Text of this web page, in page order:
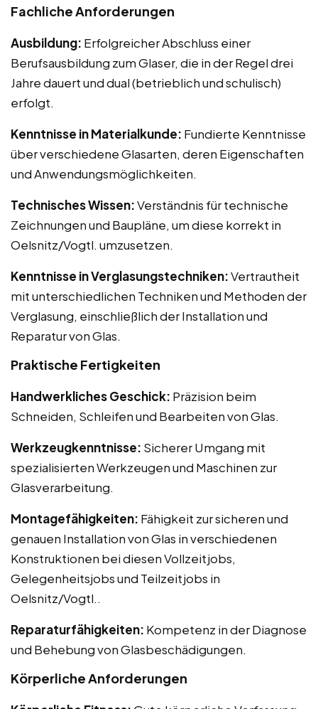
Fachliche Anforderungen
Ausbildung: Erfolgreicher Abschluss einer
Berufsausbildung zum Glaser, die in der Regel drei
Jahre dauert und dual (betrieblich und schulisch)
erfolgt.
Kenntnisse in Materialkunde: Fundierte Kenntnisse
über verschiedene Glasarten, deren Eigenschaften
und Anwendungsmöglichkeiten.
Technisches Wissen:Verständnis für technische
Zeichnungen und Baupläne, um diese korrekt in
Oelsnitz/Vogtl. umzusetzen.
Kenntnisse in Verglasungstechniken:Vertrautheit
mit unterschiedlichen Techniken und Methoden der
Verglasung, einschließlich der Installation und
Reparatur von Glas.
Praktische Fertigkeiten
Handwerkliches Geschick: Präzision beim
Schneiden, Schleifen und Bearbeiten von Glas.
Werkzeugkenntnisse: Sicherer Umgang mit
spezialisierten Werkzeugen und Maschinen zur
Glasverarbeitung.
Montagefähigkeiten: Fähigkeit zur sicheren und
genauen Installation von Glas in verschiedenen
Konstruktionen bei diesen Vollzeitjobs,
Gelegenheitsjobs und Teilzeitjobs in
Oelsnitz/Vogtl..
Reparaturfähigkeiten: Kompetenz in der Diagnose
und Behebung von Glasbeschädigungen.
Körperliche Anforderungen